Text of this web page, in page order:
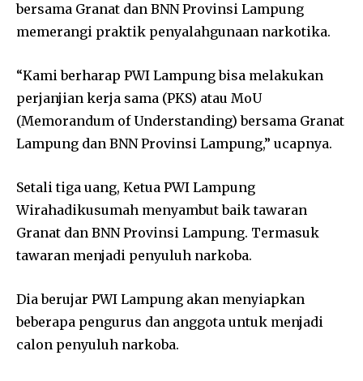
bersama Granat dan BNN Provinsi Lampung
memerangi praktik penyalahgunaan narkotika.
“Kami berharap PWI Lampung bisa melakukan
perjanjian kerja sama (PKS) atau MoU
(Memorandum of Understanding) bersama Granat
Lampung dan BNN Provinsi Lampung,” ucapnya.
Setali tiga uang, Ketua PWI Lampung
Wirahadikusumah menyambut baik tawaran
Granat dan BNN Provinsi Lampung. Termasuk
tawaran menjadi penyuluh narkoba.
Dia berujar PWI Lampung akan menyiapkan
beberapa pengurus dan anggota untuk menjadi
calon penyuluh narkoba.